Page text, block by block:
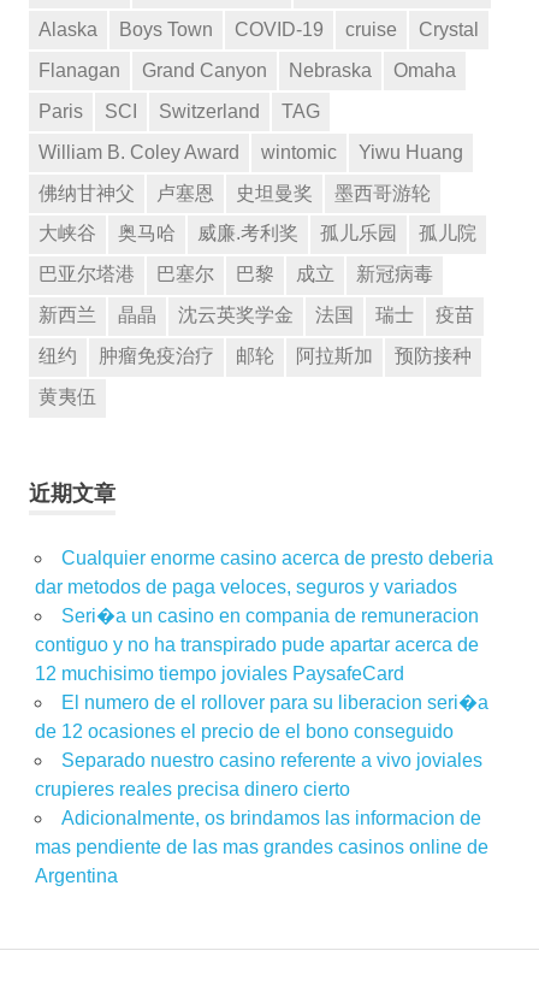
Alaska
Boys Town COVID-19 cruise
Crystal
Flanagan
Grand Canyon Nebraska
Omaha
Paris
SCI Switzerland
TAG
William B. Coley Award
wintomic
Yiwu Huang
佛纳甘神父
卢塞恩 史坦曼奖
墨西哥游轮
大峡谷
奥马哈 威廉.考利奖 孤儿乐园
孤儿院
巴亚尔塔港
巴塞尔 巴黎 成立
新冠病毒
新西兰
晶晶 沈云英奖学金 法国 瑞士
疫苗
纽约
肿瘤免疫治疗 邮轮 阿拉斯加
预防接种
黄夷伍
近期文章
Cualquier enorme casino acerca de presto deberia
dar metodos de paga veloces, seguros y variados
Seri�a un casino en compania de remuneracion
contiguo y no ha transpirado pude apartar acerca de
12 muchisimo tiempo joviales PaysafeCard
El numero de el rollover para su liberacion seri�a
de 12 ocasiones el precio de el bono conseguido
Separado nuestro casino referente a vivo joviales
crupieres reales precisa dinero cierto
Adicionalmente, os brindamos las informacion de
mas pendiente de las mas grandes casinos online de
Argentina